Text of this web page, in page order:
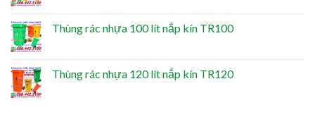
Thùng rác nhựa 100 lít nắp kín TR100
Thùng rác nhựa 120 lít nắp kín TR120